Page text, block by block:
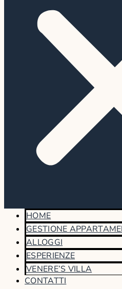
HOME
GESTIONE
ALLOGGI
ESPERIENZE
VENERE’S VILLA
CONTATTI